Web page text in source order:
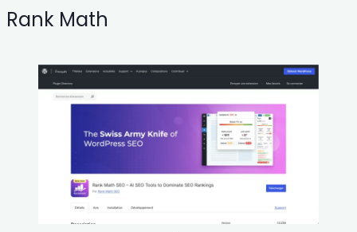
Rank Math